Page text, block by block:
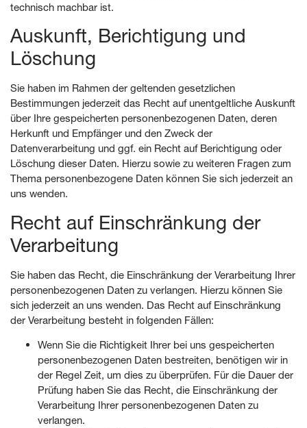
technisch machbar ist.
Auskunft, Berichtigung und
Löschung
Sie haben im Rahmen der geltenden gesetzlichen
Bestimmungen jederzeit das Recht auf unentgeltliche Auskunft
über Ihre gespeicherten personenbezogenen Daten, deren
Herkunft und Empfänger und den Zweck der
Datenverarbeitung und ggf. ein Recht auf Berichtigung oder
Löschung dieser Daten. Hierzu sowie zu weiteren Fragen zum
Thema personenbezogene Daten können Sie sich jederzeit an
uns wenden.
Recht auf Einschränkung der
Verarbeitung
Sie haben das Recht, die Einschränkung der Verarbeitung Ihrer
personenbezogenen Daten zu verlangen. Hierzu können Sie
sich jederzeit an uns wenden. Das Recht auf Einschränkung
der Verarbeitung besteht in folgenden Fällen:
Wenn Sie die Richtigkeit Ihrer bei uns gespeicherten
personenbezogenen Daten bestreiten, benötigen wir in
der Regel Zeit, um dies zu überprüfen. Für die Dauer der
Prüfung haben Sie das Recht, die Einschränkung der
Verarbeitung Ihrer personenbezogenen Daten zu
verlangen.